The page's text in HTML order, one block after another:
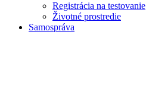
Registrácia na testovanie
Životné prostredie
Samospráva